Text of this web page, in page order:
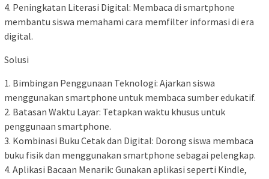
4. Peningkatan Literasi Digital: Membaca di smartphone
membantu siswa memahami cara memfilter informasi di era
digital.
Solusi
1. Bimbingan Penggunaan Teknologi: Ajarkan siswa
menggunakan smartphone untuk membaca sumber edukatif.
2. Batasan Waktu Layar: Tetapkan waktu khusus untuk
penggunaan smartphone.
3. Kombinasi Buku Cetak dan Digital: Dorong siswa membaca
buku fisik dan menggunakan smartphone sebagai pelengkap.
4. Aplikasi Bacaan Menarik: Gunakan aplikasi seperti Kindle,